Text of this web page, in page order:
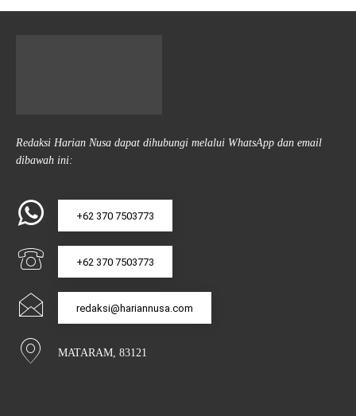
Redaksi Harian Nusa dapat dihubungi melalui WhatsApp dan email
dibawah ini:
+62 370 7503773
+62 370 7503773
redaksi@hariannusa.com
MATARAM, 83121